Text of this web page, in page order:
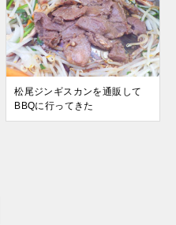
松尾ジンギスカンを通販して
BBQに行ってきた